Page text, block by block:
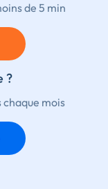
de 5 min
?
mois